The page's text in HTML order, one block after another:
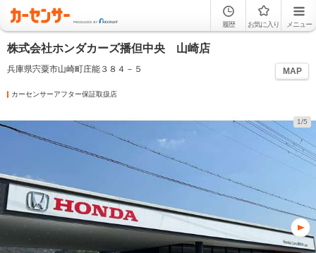
履歴 お気に入り メニュー
株式会社ホンダカーズ播但中央 山崎店
兵庫県宍粟市山崎町庄能３８４－５ MAP
カーセンサーアフター保証取扱店
1/5